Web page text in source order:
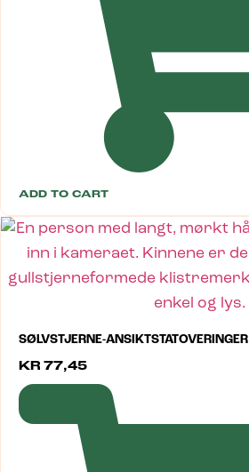
ADD TO CART
SØLVSTJERNE-ANSIKTSTATOVERINGER
KR 77,45